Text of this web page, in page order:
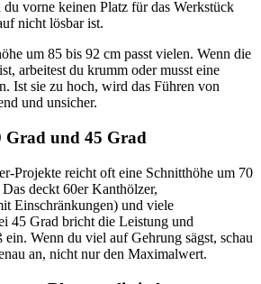
vorne keinen Platz für das Werkstück
nicht lösbar ist.
um 85 bis 92 cm passt vielen. Wenn die
arbeitest du krumm oder musst eine
Ist sie zu hoch, wird das Führen von
und unsicher.
Grad und 45 Grad
Projekte reicht oft eine Schnitthöhe um 70
deckt 60er Kanthölzer,
Einschränkungen) und viele
45 Grad bricht die Leistung und
ein. Wenn du viel auf Gehrung sägst, schau
an, nicht nur den Maximalwert.